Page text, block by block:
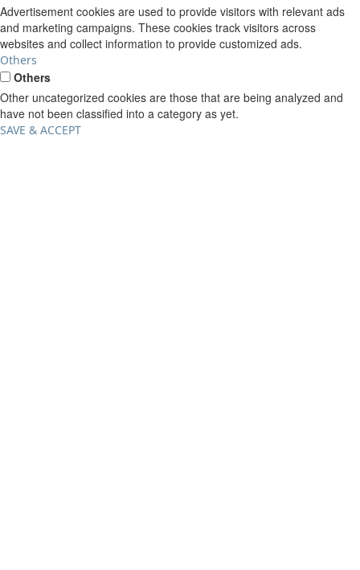
Advertisement cookies are used to provide visitors with relevant ads
and marketing campaigns. These cookies track visitors across
websites and collect information to provide customized ads.
Others
Others
Other uncategorized cookies are those that are being analyzed and
have not been classified into a category as yet.
SAVE & ACCEPT